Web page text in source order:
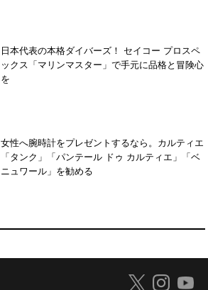
日本代表の本格ダイバーズ！ セイコー プロスペ
ックス「マリンマスター」で手元に品格と冒険心
を
女性へ腕時計をプレゼントするなら。カルティエ
「タンク」「パンテール ドゥ カルティエ」「ベ
ニュワール」を勧める